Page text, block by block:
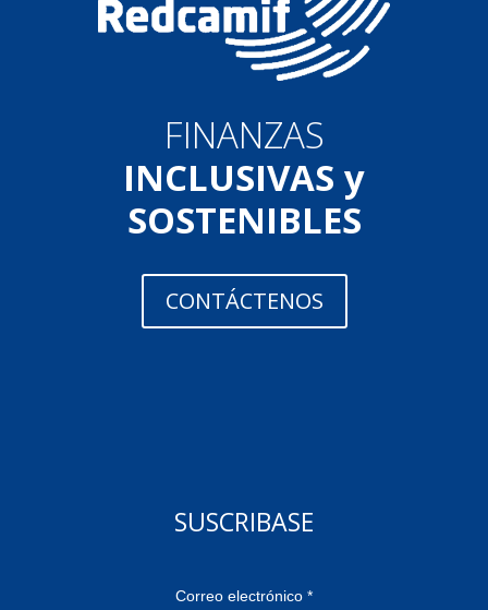
FINANZAS
INCLUSIVAS y
SOSTENIBLES
CONTÁCTENOS
SUSCRIBASE
Correo electrónico *